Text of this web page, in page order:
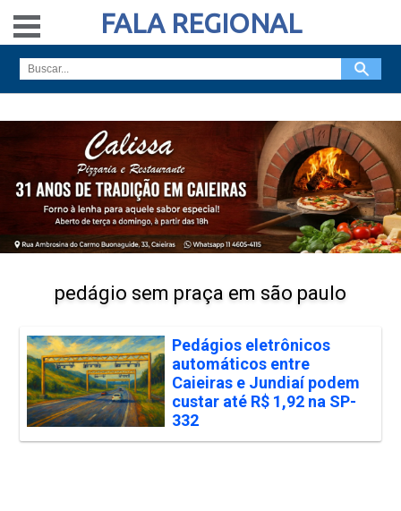
FALA REGIONAL
pedágio sem praça em são paulo
Pedágios eletrônicos
automáticos entre
Caieiras e Jundiaí podem
custar até R$ 1,92 na SP-
332